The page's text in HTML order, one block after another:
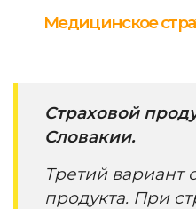
Медицинское
Страховой
Словакии.
Третий вариант
продукта. При